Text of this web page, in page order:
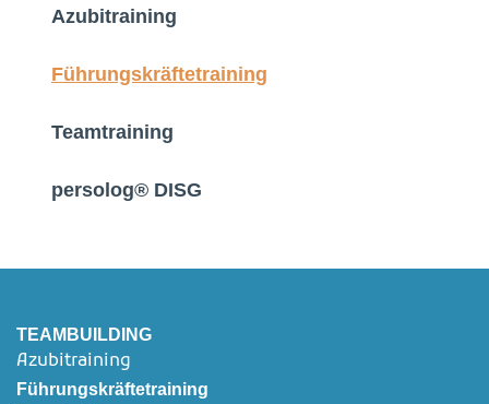
Azubitraining
Führungskräftetraining
Teamtraining
persolog® DISG
TEAMBUILDING
Azubitraining
Führungskräftetraining